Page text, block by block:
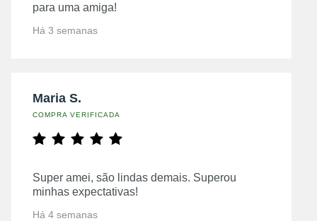
para uma amiga!
Há 3 semanas
Maria S.
COMPRA VERIFICADA
Super amei, são lindas demais. Superou
minhas expectativas!
Há 4 semanas